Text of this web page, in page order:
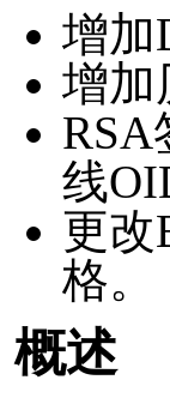
增加
增加
RSA
线
更改
格。
概述